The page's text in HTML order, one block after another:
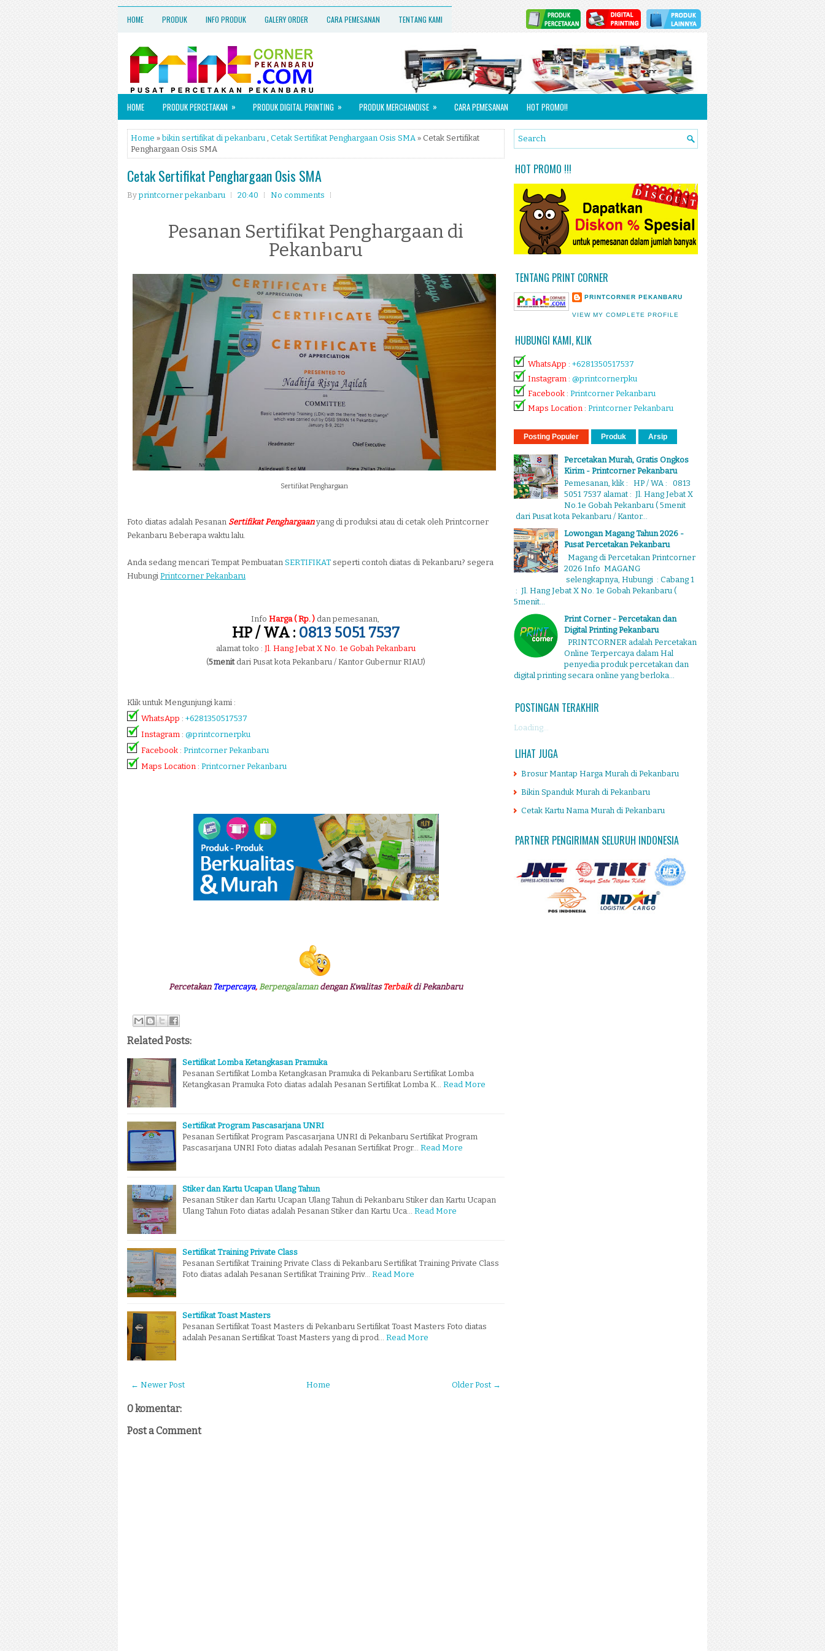
HOME PRODUK INFO PRODUK GALERY ORDER CARA PEMESANAN TENTANG KAMI
HOME PRODUK PERCETAKAN » PRODUK DIGITAL PRINTING » PRODUK MERCHANDISE » CARA PEMESANAN HOT PROMO!!
Home »bikin sertifikat di pekanbaru , Cetak Sertifikat Penghargaan Osis SMA » Cetak Sertifikat
Penghargaan Osis SMA
Cetak Sertifikat Penghargaan Osis SMA
Byprintcorner pekanbaru 20:40 No comments
Pesanan Sertifikat Penghargaan di
Pekanbaru
Sertifikat Penghargaan
Foto diatas adalah Pesanan Sertifikat Penghargaanyang di produksi atau di cetak oleh Printcorner
Pekanbaru Beberapa waktu lalu.
Anda sedang mencari Tempat Pembuatan SERTIFIKAT seperti contoh diatas di Pekanbaru? segera
Hubungi Printcorner Pekanbaru
Info Harga ( Rp. ) dan pemesanan,
HP / WA : 0813 5051 7537
alamat toko : Jl. Hang Jebat X No. 1e Gobah Pekanbaru
(5menitdari Pusat kota Pekanbaru / Kantor Gubernur RIAU)
Klik untuk Mengunjungi kami :
WhatsApp : +6281350517537
Instagram : @printcornerpku
Facebook : Printcorner Pekanbaru
Maps Location : Printcorner Pekanbaru
Percetakan Terpercaya, Berpengalamandengan Kwalitas Terbaik di Pekanbaru
Related Posts:
Sertifikat Lomba Ketangkasan Pramuka
Pesanan Sertifikat Lomba Ketangkasan Pramuka di Pekanbaru Sertifikat Lomba
Ketangkasan Pramuka Foto diatas adalah Pesanan Sertifikat Lomba K…
Read More
Sertifikat Program Pascasarjana UNRI
Pesanan Sertifikat Program Pascasarjana UNRI di Pekanbaru Sertifikat Program
Pascasarjana UNRI Foto diatas adalah Pesanan Sertifikat Progr…
Read More
Stiker dan Kartu Ucapan Ulang Tahun
Pesanan Stiker dan Kartu Ucapan Ulang Tahun di Pekanbaru Stiker dan Kartu Ucapan
Ulang Tahun Foto diatas adalah Pesanan Stiker dan Kartu Uca…
Read More
Sertifikat Training Private Class
Pesanan Sertifikat Training Private Class di Pekanbaru Sertifikat Training Private Class
Foto diatas adalah Pesanan Sertifikat Training Priv…
Read More
Sertifikat Toast Masters
Pesanan Sertifikat Toast Masters di Pekanbaru Sertifikat Toast Masters Foto diatas
adalah Pesanan Sertifikat Toast Masters yang di prod…
Read More
← Newer Post Older Post →
Home
0 komentar:
Post a Comment
HOT PROMO !!!
TENTANG PRINT CORNER
PRINTCORNER PEKANBARU
VIEW MY COMPLETE PROFILE
HUBUNGI KAMI, KLIK
WhatsApp : +6281350517537
Instagram : @printcornerpku
Facebook : Printcorner Pekanbaru
Maps Location : Printcorner Pekanbaru
Posting Populer Produk Arsip
Percetakan Murah, Gratis Ongkos
Kirim - Printcorner Pekanbaru
Pemesanan, klik : HP / WA : 0813
5051 7537 alamat : Jl. Hang Jebat X
No.1e Gobah Pekanbaru ( 5menit
dari Pusat kota Pekanbaru / Kantor...
Lowongan Magang Tahun 2026 -
Pusat Percetakan Pekanbaru
Magang di Percetakan Printcorner
2026 Info MAGANG
selengkapnya, Hubungi : Cabang 1
: Jl. Hang Jebat X No. 1e Gobah Pekanbaru (
5menit...
Print Corner - Percetakan dan
Digital Printing Pekanbaru
PRINTCORNER adalah Percetakan
Online Terpercaya dalam Hal
penyedia produk percetakan dan
digital printing secara online yang berloka...
POSTINGAN TERAKHIR
Loading...
LIHAT JUGA
Brosur Mantap Harga Murah di Pekanbaru
Bikin Spanduk Murah di Pekanbaru
Cetak Kartu Nama Murah di Pekanbaru
PARTNER PENGIRIMAN SELURUH INDONESIA